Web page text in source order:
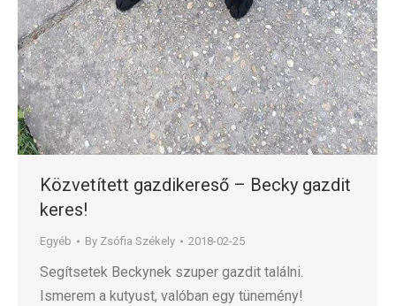
Közvetített gazdikereső – Becky gazdit
keres!
Egyéb By Zsófia Székely 2018-02-25
Segítsetek Beckynek szuper gazdit találni.
Ismerem a kutyust, valóban egy tünemény!